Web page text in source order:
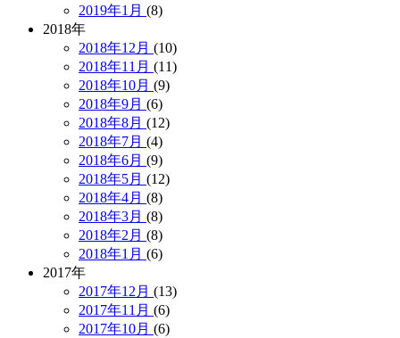
2019年1月 (8)
2018年
2018年12月 (10)
2018年11月 (11)
2018年10月 (9)
2018年9月 (6)
2018年8月 (12)
2018年7月 (4)
2018年6月 (9)
2018年5月 (12)
2018年4月 (8)
2018年3月 (8)
2018年2月 (8)
2018年1月 (6)
2017年
2017年12月 (13)
2017年11月 (6)
2017年10月 (6)